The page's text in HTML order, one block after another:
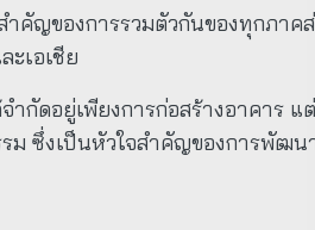
ญของการรวมตัวกันของทุกภาคส่
ะเอเชีย
ดอยู่เพียงการก่อสร้างอาคาร แ
ม ซึ่งเป็นหัวใจสำคัญของการพัฒน